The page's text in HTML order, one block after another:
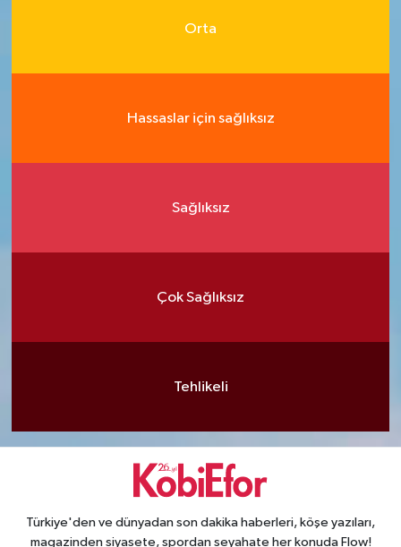
Orta
Hassaslar için sağlıksız
Sağlıksız
Çok Sağlıksız
Tehlikeli
Türkiye'den ve dünyadan son dakika haberleri, köşe yazıları,
magazinden siyasete, spordan seyahate her konuda Flow!